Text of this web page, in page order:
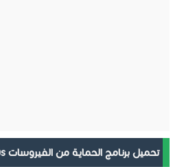
تحميل برنامج الحماية من الفيروسات Baidu Antivirus